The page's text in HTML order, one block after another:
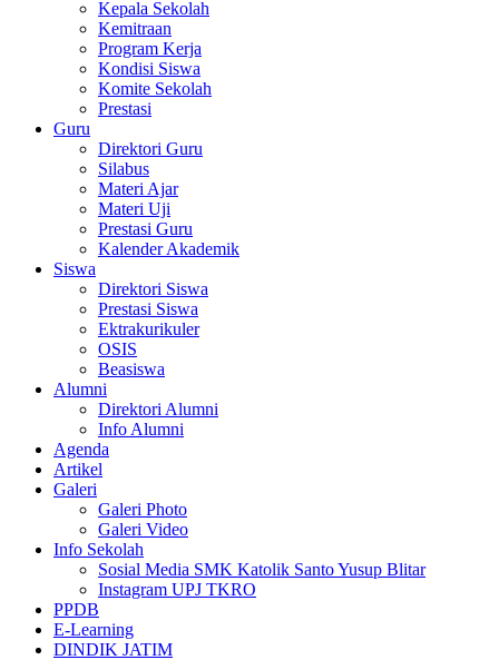
Kepala Sekolah
Kemitraan
Program Kerja
Kondisi Siswa
Komite Sekolah
Prestasi
Guru
Direktori Guru
Silabus
Materi Ajar
Materi Uji
Prestasi Guru
Kalender Akademik
Siswa
Direktori Siswa
Prestasi Siswa
Ektrakurikuler
OSIS
Beasiswa
Alumni
Direktori Alumni
Info Alumni
Agenda
Artikel
Galeri
Galeri Photo
Galeri Video
Info Sekolah
Sosial Media SMK Katolik Santo Yusup Blitar
Instagram UPJ TKRO
PPDB
E-Learning
DINDIK JATIM